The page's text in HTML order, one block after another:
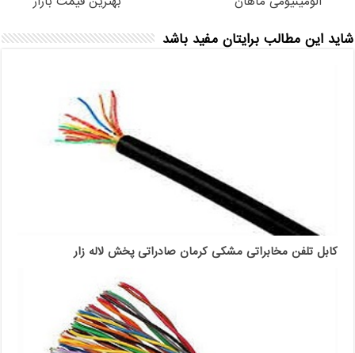
شاید این مطالب برایتان مفید باشد
کابل تلفن مخابراتی مشکی کرمان صادراتی پخش لاله زار